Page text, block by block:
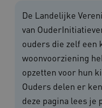
De Landelijke
van
ouders die zelf een
woonvoorziening
opzetten voor hun
Ouders delen er
deze pagina lees je